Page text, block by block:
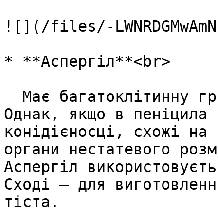
![](/files/-
* **Аспергіл**<br>
Однак, якщо в пеніцила
конідієносці, схожі
органи нестатевого
Аспергіл
Сході — для
тіста.